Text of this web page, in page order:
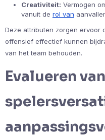
Creativiteit: Vermogen
vanuit de rol van
Deze attributen zorgen ervoor
offensief effectief kunnen
van het team behouden.
Evalueren van